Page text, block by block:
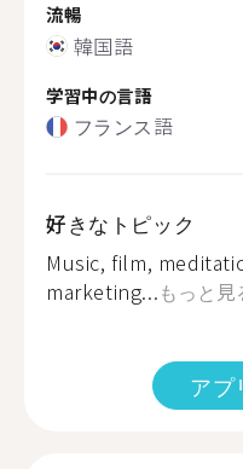
流暢
韓国語
学習中の言語
フランス語
好きなトピック
Music, film,
marketing...もっと見
アプ